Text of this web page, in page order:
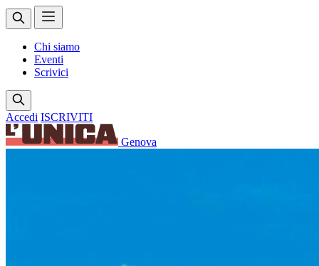
Chi siamo
Eventi
Scrivici
Accedi ISCRIVITI
Genova